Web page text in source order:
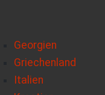
Georgien
Griechenland
Italien